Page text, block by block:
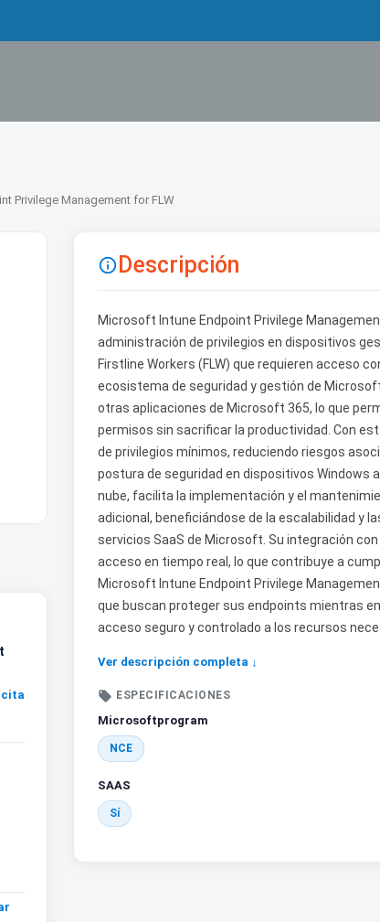
Privilege Management for FLW
 Descripción
Microsoft Intune Endpoint Privilege
administración de privilegios en dispositivos
Firstline Workers (FLW) que requieren acceso
ecosistema de seguridad y gestión de
otras aplicaciones de Microsoft 365, lo que
permisos sin sacrificar la productividad. Con
de privilegios mínimos, reduciendo riesgos
postura de seguridad en dispositivos Windows
nube, facilita la implementación y el
adicional, beneficiándose de la escalabilidad y
servicios SaaS de Microsoft. Su integración
acceso en tiempo real, lo que contribuye a
Microsoft Intune Endpoint Privilege
que buscan proteger sus endpoints mientras
acceso seguro y controlado a los recursos
Ver descripción completa ↓
 ESPECIFICACIONES
Microsoftprogram
NCE
SAAS
Sí